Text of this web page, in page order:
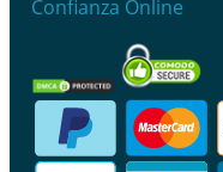
Confianza Online